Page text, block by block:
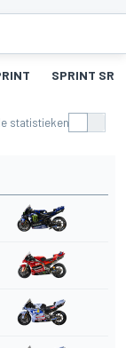
SPRINT SR
statistieken